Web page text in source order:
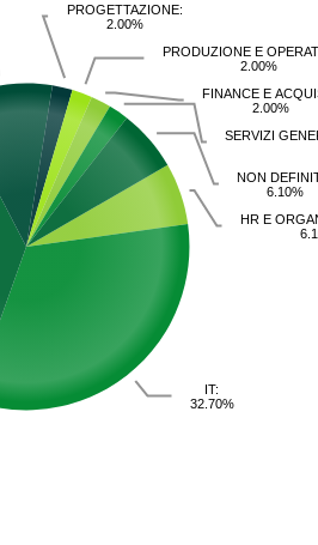
HR E
IT:
32.70%
PROGETTAZIONE:
2.00%
PRODUZIONE E
2.00%
FINANCE E
2.00%
SERVIZI
NON
6.10%